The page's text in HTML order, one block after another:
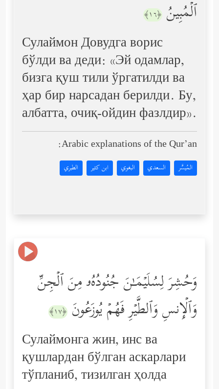
ٱلۡمُبِینُ ﴿١٦﴾
Сулаймон Довудга ворис
бўлди ва деди: «Эй одамлар,
бизга қуш тили ўргатилди ва
ҳар бир нарсадан берилди. Бу,
албатта, очиқ-ойдин фазлдир».
Arabic explanations of the Qur’an:
المُيسَّر السعدي البغوي ابن كثير الطبري
وَحُشِرَ لِسُلَیۡمَـٰنَ جُنُودُهُۥ مِنَ ٱلۡجِنِّ
وَٱلۡإِنسِ وَٱلطَّیۡرِ فَهُمۡ یُوزَعُونَ ﴿١٧﴾
Сулаймонга жин, инс ва
қушлардан бўлган аскарлари
тўпланиб, тизилган ҳолда